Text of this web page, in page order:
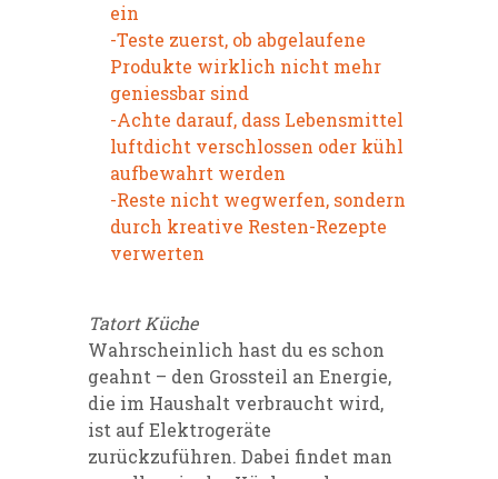
ein
-Teste zuerst, ob abgelaufene
Produkte wirklich nicht mehr
geniessbar sind
-Achte darauf, dass Lebensmittel
luftdicht verschlossen oder kühl
aufbewahrt werden
-Reste nicht wegwerfen, sondern
durch kreative Resten-Rezepte
verwerten
Tatort Küche
Wahrscheinlich hast du es schon
geahnt – den Grossteil an Energie,
die im Haushalt verbraucht wird,
ist auf Elektrogeräte
zurückzuführen. Dabei findet man